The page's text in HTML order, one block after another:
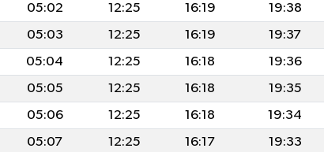
05:02 12:25 16:19 19:38
05:03 12:25 16:19 19:37
05:04 12:25 16:18 19:36
05:05 12:25 16:18 19:35
05:06 12:25 16:18 19:34
05:07 12:25 16:17 19:33